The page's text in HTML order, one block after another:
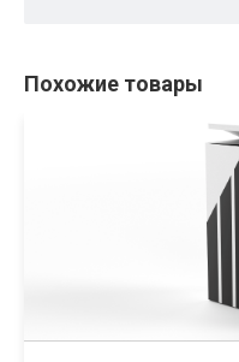
Похожие товары